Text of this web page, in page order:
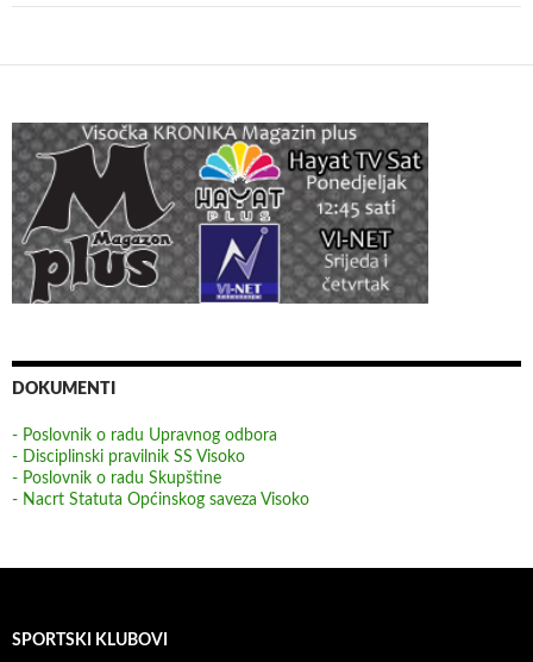
DOKUMENTI
- Poslovnik o radu Upravnog odbora
- Disciplinski pravilnik SS Visoko
- Poslovnik o radu Skupštine
- Nacrt Statuta Općinskog saveza Visoko
SPORTSKI KLUBOVI